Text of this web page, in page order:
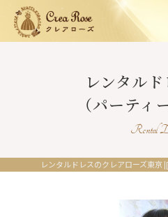
レンタル
（パーティ
Rental